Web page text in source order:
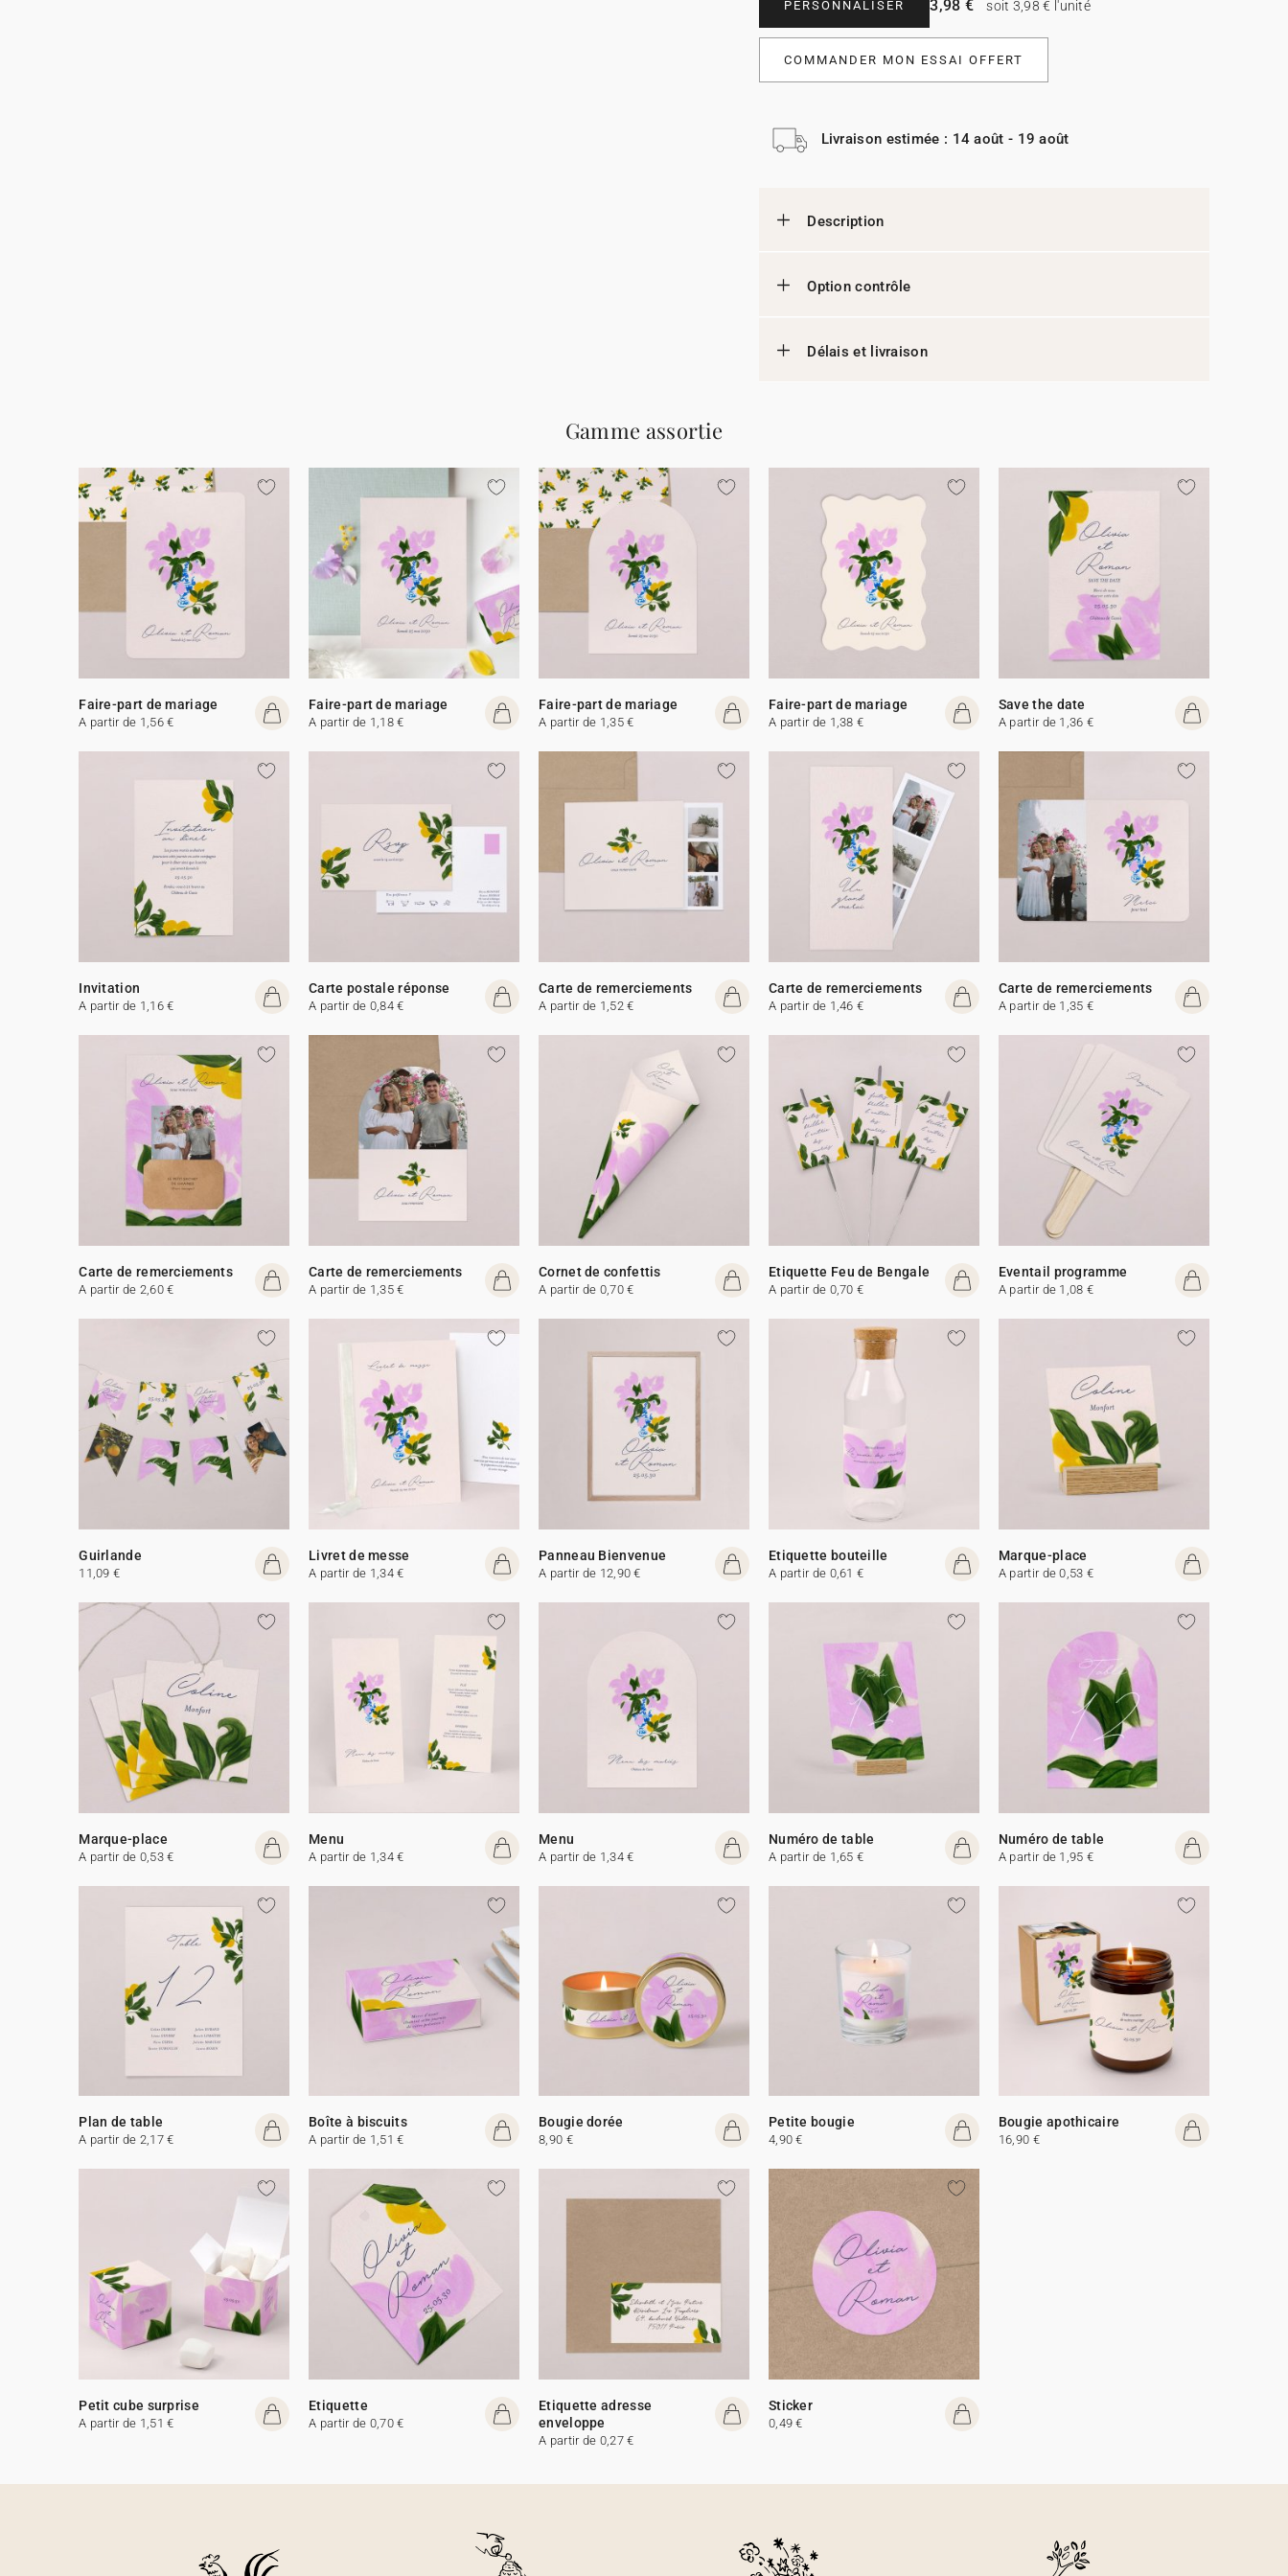
PERSONNALISER 3,98 € soit 3,98 € l'unité
COMMANDER MON ESSAI OFFERT
Livraison estimée : 14 août - 19 août
Description
Option contrôle
Délais et livraison
Gamme assortie
Faire-part de mariage
A partir de 1,56 €
Faire-part de mariage
A partir de 1,18 €
Faire-part de mariage
A partir de 1,35 €
Faire-part de mariage
A partir de 1,38 €
Save the date
A partir de 1,36 €
Invitation
A partir de 1,16 €
Carte postale réponse
A partir de 0,84 €
Carte de remerciements
A partir de 1,52 €
Carte de remerciements
A partir de 1,46 €
Carte de remerciements
A partir de 1,35 €
Carte de remerciements
A partir de 2,60 €
Carte de remerciements
A partir de 1,35 €
Cornet de confettis
A partir de 0,70 €
Etiquette Feu de Bengale
A partir de 0,70 €
Eventail programme
A partir de 1,08 €
Guirlande
11,09 €
Livret de messe
A partir de 1,34 €
Panneau Bienvenue
A partir de 12,90 €
Etiquette bouteille
A partir de 0,61 €
Marque-place
A partir de 0,53 €
Marque-place
A partir de 0,53 €
Menu
A partir de 1,34 €
Menu
A partir de 1,34 €
Numéro de table
A partir de 1,65 €
Numéro de table
A partir de 1,95 €
Plan de table
A partir de 2,17 €
Boîte à biscuits
A partir de 1,51 €
Bougie dorée
8,90 €
Petite bougie
4,90 €
Bougie apothicaire
16,90 €
Petit cube surprise
A partir de 1,51 €
Etiquette
A partir de 0,70 €
Etiquette adresse
enveloppe
A partir de 0,27 €
Sticker
0,49 €